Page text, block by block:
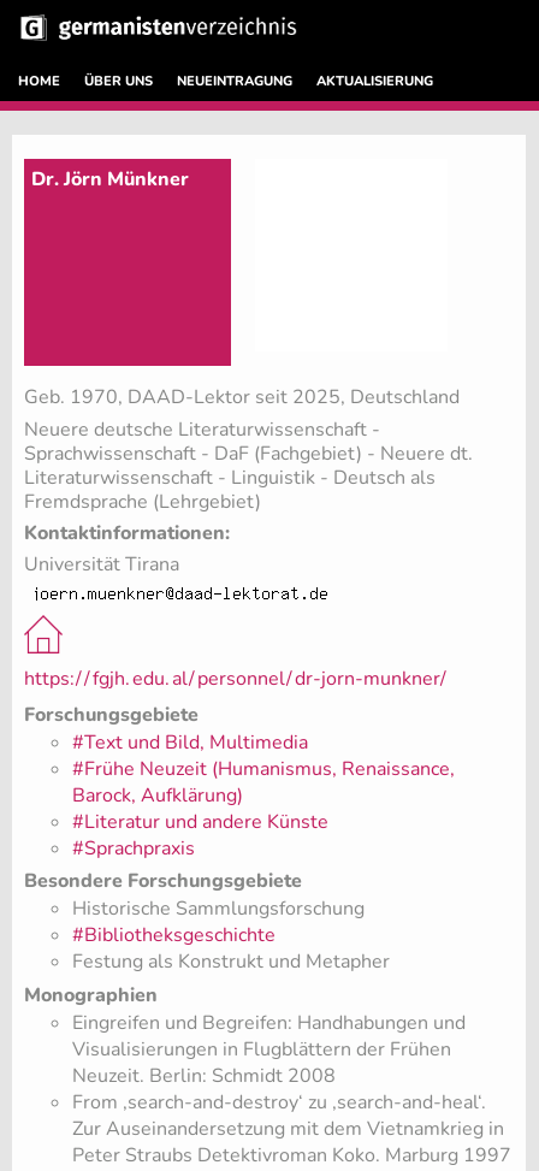
HOME ÜBER UNS NEUEINTRAGUNG AKTUALISIERUNG
Dr. Jörn Münkner
Geb. 1970, DAAD-Lektor seit 2025, Deutschland
Neuere deutsche Literaturwissenschaft -
Sprachwissenschaft - DaF (Fachgebiet) - Neuere dt.
Literaturwissenschaft - Linguistik - Deutsch als
Fremdsprache (Lehrgebiet)
Kontaktinformationen:
Universität Tirana
https://fgjh.edu.al/personnel/dr-jorn-munkner/
Forschungsgebiete
#Text und Bild, Multimedia
#Frühe Neuzeit (Humanismus, Renaissance,
Barock, Aufklärung)
#Literatur und andere Künste
#Sprachpraxis
Besondere Forschungsgebiete
Historische Sammlungsforschung
#Bibliotheksgeschichte
Festung als Konstrukt und Metapher
Monographien
Eingreifen und Begreifen: Handhabungen und
Visualisierungen in Flugblättern der Frühen
Neuzeit. Berlin: Schmidt 2008
From ‚search-and-destroy‘ zu ‚search-and-heal‘.
Zur Auseinandersetzung mit dem Vietnamkrieg in
Peter Straubs Detektivroman Koko. Marburg 1997